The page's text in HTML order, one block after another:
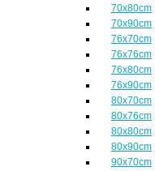
70x80cm
70x90cm
76x70cm
76x76cm
76x80cm
76x90cm
80x70cm
80x76cm
80x80cm
80x90cm
90x70cm